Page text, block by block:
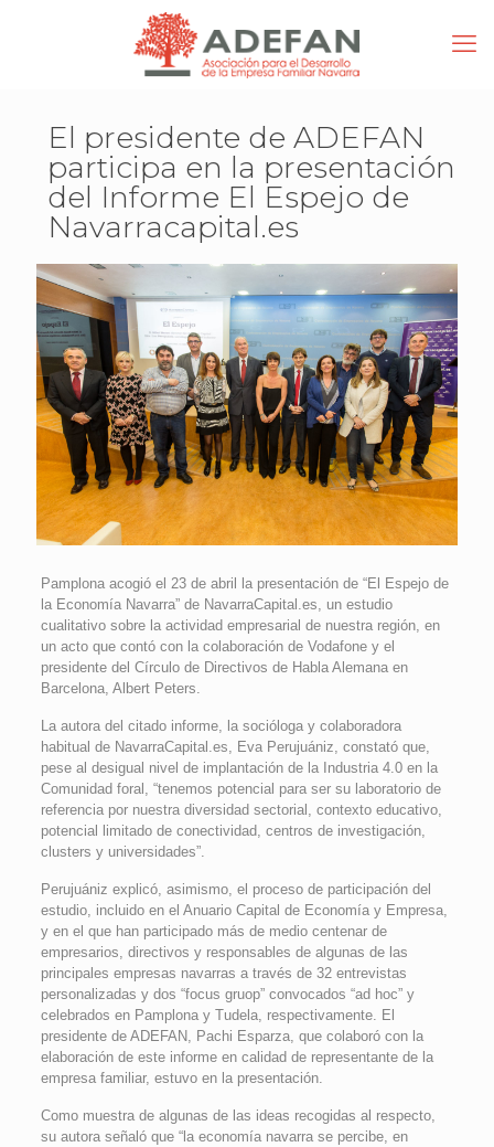
El presidente de ADEFAN
participa en la presentación
del Informe El Espejo de
Navarracapital.es
Pamplona acogió el 23 de abril la presentación de “El Espejo de
la Economía Navarra” de NavarraCapital.es, un estudio
cualitativo sobre la actividad empresarial de nuestra región, en
un acto que contó con la colaboración de Vodafone y el
presidente del Círculo de Directivos de Habla Alemana en
Barcelona, Albert Peters.
La autora del citado informe, la socióloga y colaboradora
habitual de NavarraCapital.es, Eva Perujuániz, constató que,
pese al desigual nivel de implantación de la Industria 4.0 en la
Comunidad foral, “tenemos potencial para ser su laboratorio de
referencia por nuestra diversidad sectorial, contexto educativo,
potencial limitado de conectividad, centros de investigación,
clusters y universidades”.
Perujuániz explicó, asimismo, el proceso de participación del
estudio, incluido en el Anuario Capital de Economía y Empresa,
y en el que han participado más de medio centenar de
empresarios, directivos y responsables de algunas de las
principales empresas navarras a través de 32 entrevistas
personalizadas y dos “focus gruop” convocados “ad hoc” y
celebrados en Pamplona y Tudela, respectivamente. El
presidente de ADEFAN, Pachi Esparza, que colaboró con la
elaboración de este informe en calidad de representante de la
empresa familiar, estuvo en la presentación.
Como muestra de algunas de las ideas recogidas al respecto,
su autora señaló que “la economía navarra se percibe, en